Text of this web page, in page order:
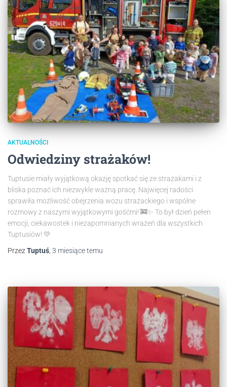
AKTUALNOŚCI
Odwiedziny strażaków!
Tuptusie miały wyjątkową okazję spotkać się ze strażakami i z
bliska poznać ich niezwykle ważną pracę. Najwięcej radości
sprawiła możliwość obejrzenia wozu strażackiego i wspólne
rozmowy z naszymi wyjątkowymi gośćmi! 🚒✨ To był dzień pełen
emocji, ciekawostek i niezapomnianych wrażeń dla wszystkich
Tuptusiów! 💛
PrzezTuptuś, 3 miesiącetemu